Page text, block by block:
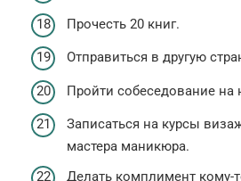
Прочесть 20 книг.
Отправиться в другую
Пройти собеседование на
Записаться на курсы
мастера маникюра.
Делать комплимент кому-